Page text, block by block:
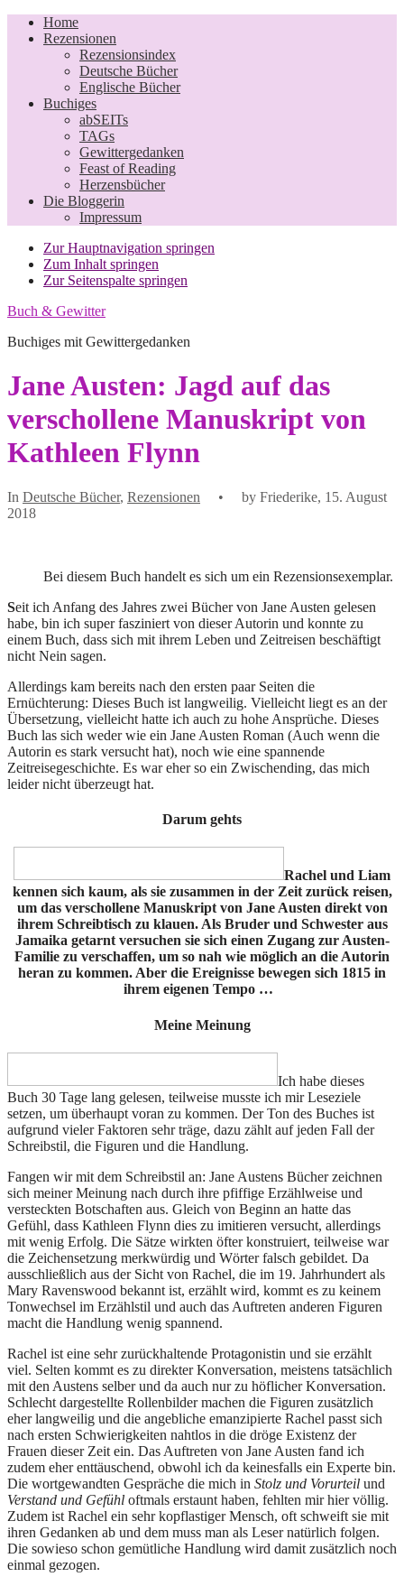
Home
Rezensionen
Rezensionsindex
Deutsche Bücher
Englische Bücher
Buchiges
abSEITs
TAGs
Gewittergedanken
Feast of Reading
Herzensbücher
Die Bloggerin
Impressum
Zur Hauptnavigation springen
Zum Inhalt springen
Zur Seitenspalte springen
Buch & Gewitter
Buchiges mit Gewittergedanken
Jane Austen: Jagd auf das
verschollene Manuskript von
Kathleen Flynn
In Deutsche Bücher, Rezensionen • by Friederike, 15. August
2018
Bei diesem Buch handelt es sich um ein Rezensionsexemplar.
Seit ich Anfang des Jahres zwei Bücher von Jane Austen gelesen
habe, bin ich super fasziniert von dieser Autorin und konnte zu
einem Buch, dass sich mit ihrem Leben und Zeitreisen beschäftigt
nicht Nein sagen.
Allerdings kam bereits nach den ersten paar Seiten die
Ernüchterung: Dieses Buch ist langweilig. Vielleicht liegt es an der
Übersetzung, vielleicht hatte ich auch zu hohe Ansprüche. Dieses
Buch las sich weder wie ein Jane Austen Roman (Auch wenn die
Autorin es stark versucht hat), noch wie eine spannende
Zeitreisegeschichte. Es war eher so ein Zwischending, das mich
leider nicht überzeugt hat.
Darum gehts
Rachel und Liam
kennen sich kaum, als sie zusammen in der Zeit zurück reisen,
um das verschollene Manuskript von Jane Austen direkt von
ihrem Schreibtisch zu klauen. Als Bruder und Schwester aus
Jamaika getarnt versuchen sie sich einen Zugang zur Austen-
Familie zu verschaffen, um so nah wie möglich an die Autorin
heran zu kommen. Aber die Ereignisse bewegen sich 1815 in
ihrem eigenen Tempo …
Meine Meinung
Ich habe dieses
Buch 30 Tage lang gelesen, teilweise musste ich mir Leseziele
setzen, um überhaupt voran zu kommen. Der Ton des Buches ist
aufgrund vieler Faktoren sehr träge, dazu zählt auf jeden Fall der
Schreibstil, die Figuren und die Handlung.
Fangen wir mit dem Schreibstil an: Jane Austens Bücher zeichnen
sich meiner Meinung nach durch ihre pfiffige Erzählweise und
versteckten Botschaften aus. Gleich von Beginn an hatte das
Gefühl, dass Kathleen Flynn dies zu imitieren versucht, allerdings
mit wenig Erfolg. Die Sätze wirkten öfter konstruiert, teilweise war
die Zeichensetzung merkwürdig und Wörter falsch gebildet. Da
ausschließlich aus der Sicht von Rachel, die im 19. Jahrhundert als
Mary Ravenswood bekannt ist, erzählt wird, kommt es zu keinem
Tonwechsel im Erzählstil und auch das Auftreten anderen Figuren
macht die Handlung wenig spannend.
Rachel ist eine sehr zurückhaltende Protagonistin und sie erzählt
viel. Selten kommt es zu direkter Konversation, meistens tatsächlich
mit den Austens selber und da auch nur zu höflicher Konversation.
Schlecht dargestellte Rollenbilder machen die Figuren zusätzlich
eher langweilig und die angebliche emanzipierte Rachel passt sich
nach ersten Schwierigkeiten nahtlos in die dröge Existenz der
Frauen dieser Zeit ein. Das Auftreten von Jane Austen fand ich
zudem eher enttäuschend, obwohl ich da keinesfalls ein Experte bin.
Die wortgewandten Gespräche die mich in Stolz und Vorurteil und
Verstand und Gefühl oftmals erstaunt haben, fehlten mir hier völlig.
Zudem ist Rachel ein sehr kopflastiger Mensch, oft schweift sie mit
ihren Gedanken ab und dem muss man als Leser natürlich folgen.
Die sowieso schon gemütliche Handlung wird damit zusätzlich noch
einmal gezogen.